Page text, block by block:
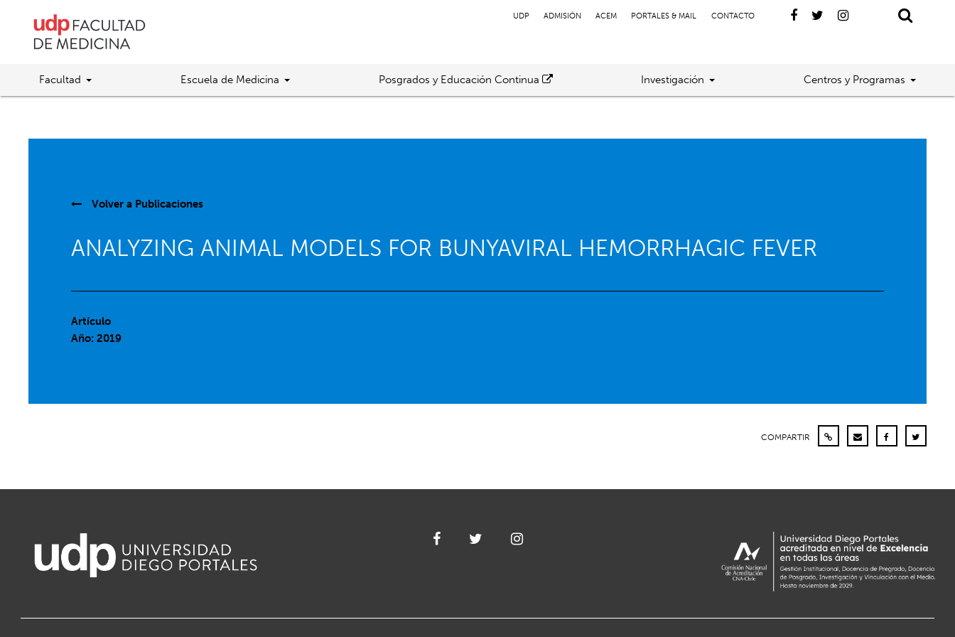
UDP ADMISIÓN ACEM PORTALES & MAIL CONTACTO
Facultad Escuela de Medicina Posgrados y Educación Continua Investigación Centros y Programas
Volver a Publicaciones
ANALYZING ANIMAL MODELS FOR BUNYAVIRAL HEMORRHAGIC FEVER
Artículo
Año: 2019
COMPARTIR